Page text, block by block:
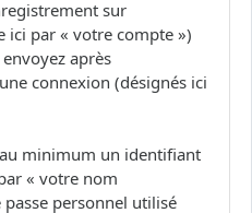
sur
ici par « votre compte »)
après
connexion (désignés ici
minimum un identifiant
« votre nom
personnel utilisé